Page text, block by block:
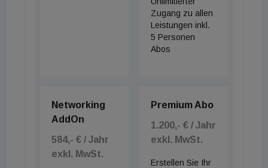
Zugang zu allen
Leistungen inkl.
5 Personen
Abos
Networking
AddOn
584,- € / Jahr
exkl. MwSt.
Premium Abo
1.200,- € / Jahr
exkl. MwSt.
Erstellen Sie Ihr